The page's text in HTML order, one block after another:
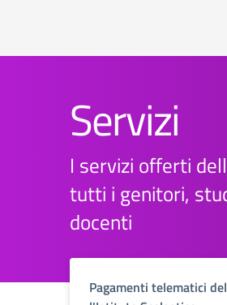
Servizi
I servizi offerti
tutti i genitori,
docenti
Pagamenti telematici